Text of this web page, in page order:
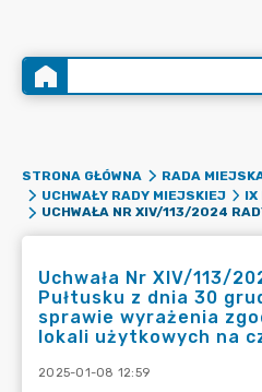
STRONA GŁÓWNA
RADA
UCHWAŁY RADY MIEJSKIEJ
Uchwała Nr XIV/113/
Pułtusku z dnia 30
sprawie wyrażenia
lokali użytkowych na
2025-01-08 12:59